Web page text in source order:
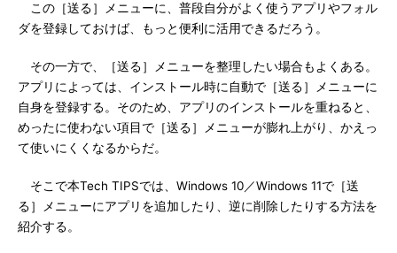
この［送る］メニューに、普段自分がよく使うアプリやフォル
ダを登録しておけば、もっと便利に活用できるだろう。
その一方で、［送る］メニューを整理したい場合もよくある。
アプリによっては、インストール時に自動で［送る］メニューに
自身を登録する。そのため、アプリのインストールを重ねると、
めったに使わない項目で［送る］メニューが膨れ上がり、かえっ
て使いにくくなるからだ。
そこで本Tech TIPSでは、Windows 10／Windows 11で［送
る］メニューにアプリを追加したり、逆に削除したりする方法を
紹介する。